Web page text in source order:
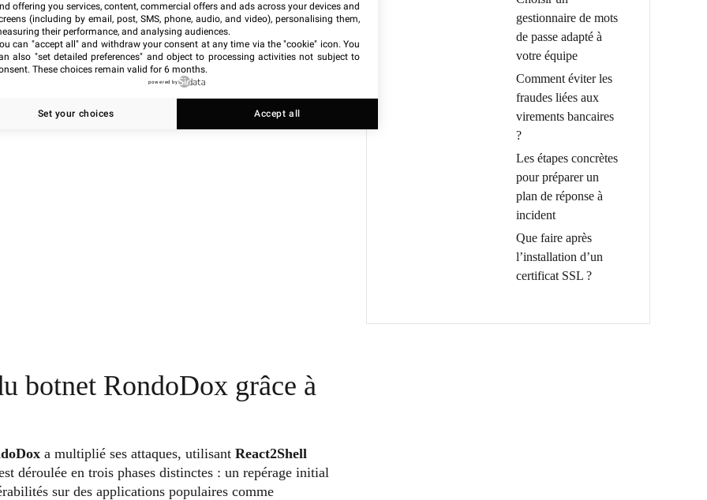
botnet RondoDox grâce à
a multiplié ses attaques, utilisant React2Shell
déroulée en trois phases distinctes : un repérage initial
sur des applications populaires comme
gestionnaire de mots
de passe adapté à
votre équipe
Comment éviter les
fraudes liées aux
virements bancaires
?
Les étapes concrètes
pour préparer un
plan de réponse à
incident
Que faire après
l’installation d’un
certificat SSL ?
offering you services, content, commercial offers and ads across your devices and
(including by email, post, SMS, phone, audio, and video), personalising them,
their performance, and analysing audiences.
can "accept all" and withdraw your consent at any time via the "cookie" icon. You
also "set detailed preferences" and object to processing activities not subject to
These choices remain valid for 6 months.
powered by
Set your choices Accept all